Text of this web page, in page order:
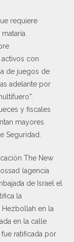
requiere
con
de juegos de
adelante por
y fiscales
mayores
Seguridad.
The New
(agencia
de Israel el
la
en la
en la calle
ratificada por